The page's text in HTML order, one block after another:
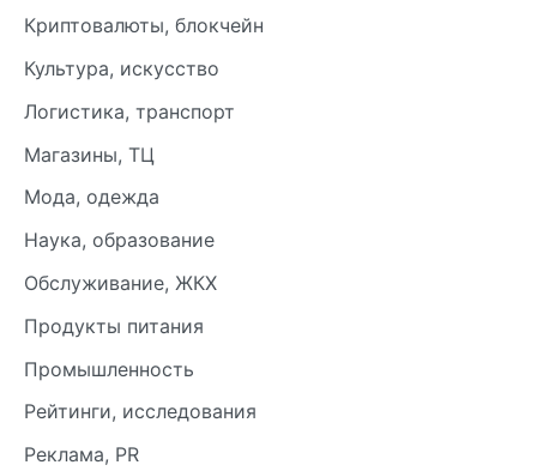
Криптовалюты, блокчейн
Культура, искусство
Логистика, транспорт
Магазины, ТЦ
Мода, одежда
Наука, образование
Обслуживание, ЖКХ
Продукты питания
Промышленность
Рейтинги, исследования
Реклама, PR